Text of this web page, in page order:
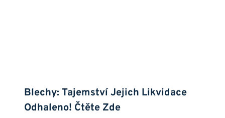
Blechy: Tajemství Jejich Likvidace
Odhaleno! Čtěte Zde